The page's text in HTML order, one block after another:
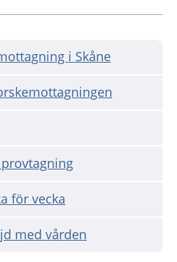
i Skåne
för vecka
med vården